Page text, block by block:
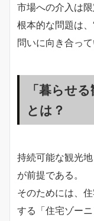
市場への介入は限
根本的な問題は
問いに向き合って
「暮らせ
とは？
持続可能な観光
が前提である。
そのためには、
する「住宅ゾー